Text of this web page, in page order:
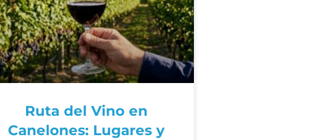
Ruta del Vino en
Canelones: Lugares y